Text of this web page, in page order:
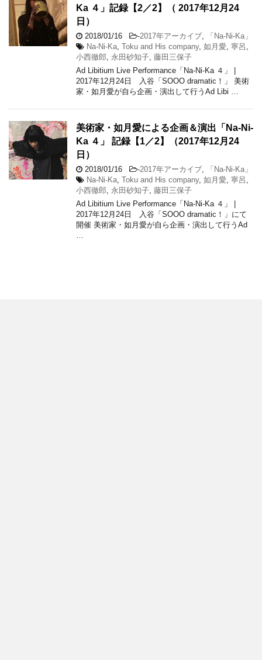
Ka ４」記録【2／2】（ 2017年12月24
日）
2018/01/16 -2017年アーカイブ
「Na-Ni-Ka」
Na-Ni-Ka Toku and His company, 如月愛 寧呂
小西徹郎 永田砂知子 藤田三保子
Ad Libitium Live Performance「Na-Ni-Ka ４」 |
2017年12月24日 入谷「SOOO dramatic！」 美術
家・如月愛が自ら企画・演出して行うAd Libi …
美術家・如月愛による企画＆演出「Na-Ni-
Ka ４」 記録【1／2】（2017年12月24
日）
2018/01/16 -2017年アーカイブ
「Na-Ni-Ka」
Na-Ni-Ka Toku and His company, 如月愛 寧呂
小西徹郎 永田砂知子 藤田三保子
Ad Libitium Live Performance「Na-Ni-Ka ４」 |
2017年12月24日 入谷「SOOO dramatic！」にて
開催 美術家・如月愛が自ら企画・演出して行うAd